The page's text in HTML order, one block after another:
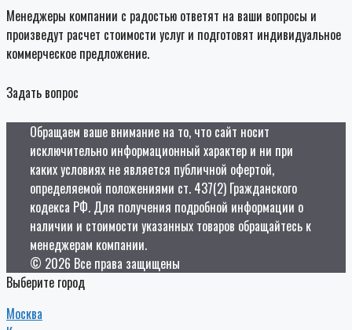
Менеджеры компании с радостью ответят на ваши вопросы и
произведут расчет стоимости услуг и подготовят индивидуальное
коммерческое предложение.
Задать вопрос
Обращаем ваше внимание на то, что сайт носит
исключительно информационный характер и ни при
каких условиях не является публичной офертой,
определяемой положениями ст. 437(2) Гражданского
кодекса РФ. Для получения подробной информации о
наличии и стоимости указанных товаров обращайтесь к
менеджерам компании.
© 2026 Все права защищены
Выберите город
Москва